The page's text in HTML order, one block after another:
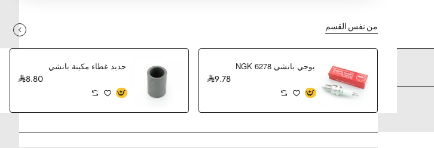
من نفس القسم
بوجي بانشي NGK 6278
9.78
حديد غطاء مكينة بانشي
8.80